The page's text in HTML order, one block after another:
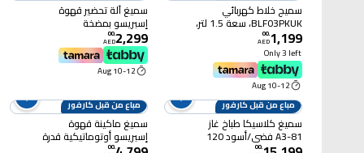
سميج خلاط كهربائي
BLF03PKUK، سعة 1.5 لتر،
800 واط، خاصية النبض -
وردي
1,199
.
00
AED
Only 3 left
10-12 Aug
سميغ آلة تحضير قهوة
إسبريسو بمضخة
وات - كريمي
2,299
.
00
AED
10-12 Aug
مباع من قبل كارفور
سميغ كلاسيكا طباخ غاز
A3-81 فضي/أسود 120
.
00
مباع من قبل كارفور
سميغ ماكينة قهوة
إسبريسو أوتوماتيكية قدرة
.
00